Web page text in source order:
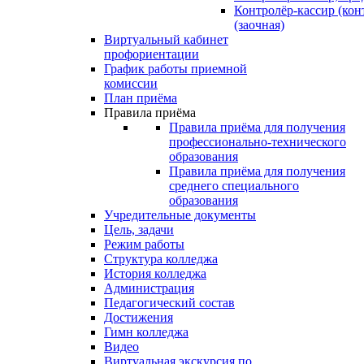
Контролёр-кассир
(заочная)
Виртуальный кабинет
профориентации
График работы приемной
комиссии
План приёма
Правила приёма
Правила приёма для получения
профессионально-технического
образования
Правила приёма для получения
среднего специального
образования
Учредительные документы
Цель, задачи
Режим работы
Структура колледжа
История колледжа
Администрация
Педагогический состав
Достижения
Гимн колледжа
Видео
Виртуальная экскурсия по